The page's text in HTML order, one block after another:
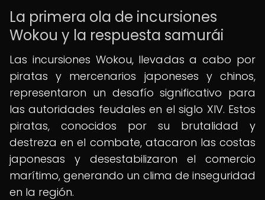
La primera ola de incursiones
Wokou y la respuesta samurái
Las incursiones Wokou, llevadas a cabo por
piratas y mercenarios japoneses y chinos,
representaron un desafío significativo para
las autoridades feudales en el siglo XIV. Estos
piratas, conocidos por su brutalidad y
destreza en el combate, atacaron las costas
japonesas y desestabilizaron el comercio
marítimo, generando un clima de inseguridad
en la región.